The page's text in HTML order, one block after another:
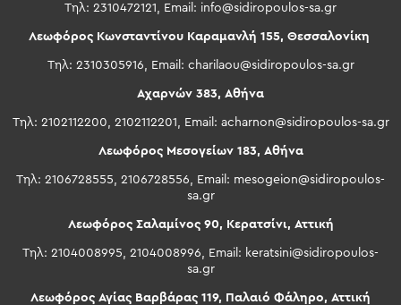
Τηλ: 2310472121, Email: info@sidiropoulos-sa.gr
Λεωφόρος Κωνσταντίνου Καραμανλή 155, Θεσσαλονίκη
Τηλ: 2310305916, Email: charilaou@sidiropoulos-sa.gr
Αχαρνών 383, Αθήνα
Τηλ: 2102112200, 2102112201, Email: acharnon@sidiropoulos-sa.gr
Λεωφόρος Μεσογείων 183, Αθήνα
Τηλ: 2106728555, 2106728556, Email: mesogeion@sidiropoulos-
sa.gr
Λεωφόρος Σαλαμίνος 90, Κερατσίνι, Αττική
Τηλ: 2104008995, 2104008996, Email: keratsini@sidiropoulos-
sa.gr
Λεωφόρος Αγίας Βαρβάρας 119, Παλαιό Φάληρο, Αττική